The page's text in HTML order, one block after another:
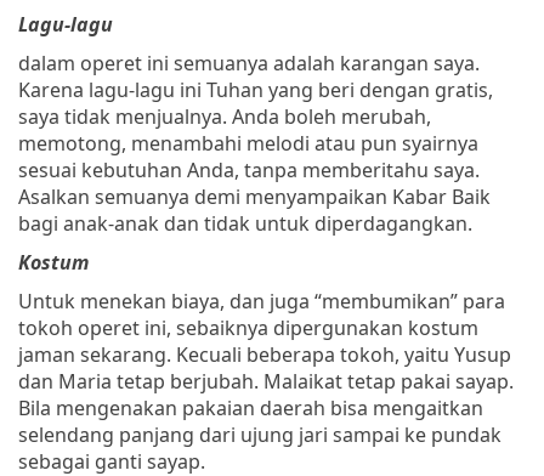
Lagu-lagu
dalam operet ini semuanya adalah karangan saya.
Karena lagu-lagu ini Tuhan yang beri dengan gratis,
saya tidak menjualnya. Anda boleh merubah,
memotong, menambahi melodi atau pun syairnya
sesuai kebutuhan Anda, tanpa memberitahu saya.
Asalkan semuanya demi menyampaikan Kabar Baik
bagi anak-anak dan tidak untuk diperdagangkan.
Kostum
Untuk menekan biaya, dan juga “membumikan” para
tokoh operet ini, sebaiknya dipergunakan kostum
jaman sekarang. Kecuali beberapa tokoh, yaitu Yusup
dan Maria tetap berjubah. Malaikat tetap pakai sayap.
Bila mengenakan pakaian daerah bisa mengaitkan
selendang panjang dari ujung jari sampai ke pundak
sebagai ganti sayap.